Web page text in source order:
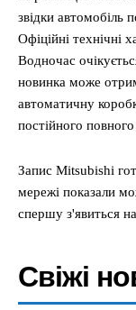
звідки автомобіль
Офіційні технічні
Водночас
новинка може
автоматичну
постійного
Запис Mitsubishi
мережі показали
спершу з'явиться
Свіжі